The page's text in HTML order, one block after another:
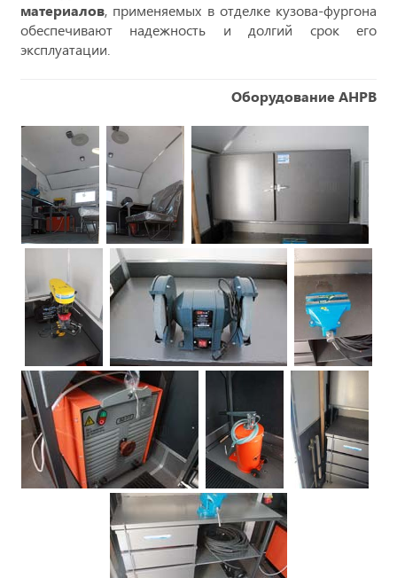
материалов, применяемых в отделке кузова-фургона
обеспечивают надежность и долгий срок его
эксплуатации.
Оборудование АНРВ